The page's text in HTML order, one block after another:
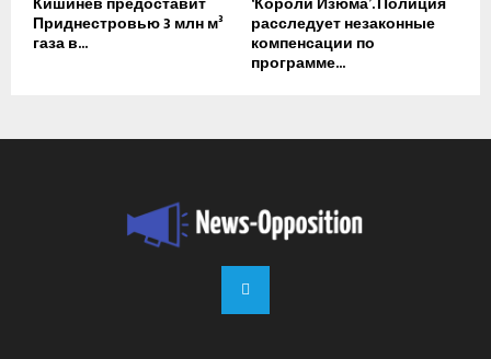
Приднестровью 3 млн м³
газа в...
расследует незаконные
компенсации по
программе...